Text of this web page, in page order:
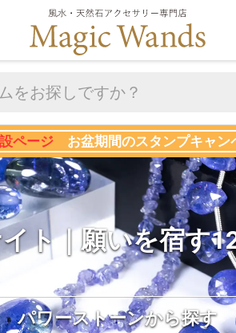
ページ お盆期間のスタンプキャン
ト｜願いを宿す
パワーストーンから探す